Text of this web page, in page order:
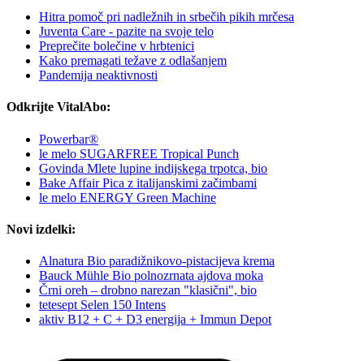
Hitra pomoč pri nadležnih in srbečih pikih mrčesa
Juventa Care - pazite na svoje telo
Preprečite bolečine v hrbtenici
Kako premagati težave z odlašanjem
Pandemija neaktivnosti
Odkrijte VitalAbo:
Powerbar®
le melo SUGARFREE Tropical Punch
Govinda Mlete lupine indijskega trpotca, bio
Bake Affair Pica z italijanskimi začimbami
le melo ENERGY Green Machine
Novi izdelki:
Alnatura Bio paradižnikovo-pistacijeva krema
Bauck Mühle Bio polnozrnata ajdova moka
Črni oreh – drobno narezan "klasični", bio
tetesept Selen 150 Intens
aktiv B12 + C + D3 energija + Immun Depot